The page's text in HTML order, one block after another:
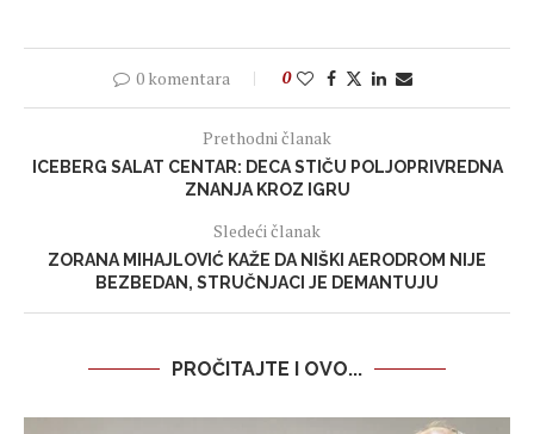
0 komentara 0
Prethodni članak
ICEBERG SALAT CENTAR: DECA STIČU POLJOPRIVREDNA
ZNANJA KROZ IGRU
Sledeći članak
ZORANA MIHAJLOVIĆ KAŽE DA NIŠKI AERODROM NIJE
BEZBEDAN, STRUČNJACI JE DEMANTUJU
PROČITAJTE I OVO...